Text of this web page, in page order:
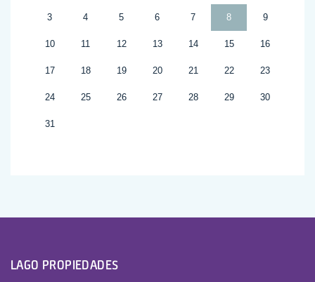
3 4 5 6 7 8 9
10 11 12 13 14 15 16
17 18 19 20 21 22 23
24 25 26 27 28 29 30
31
LAGO PROPIEDADES